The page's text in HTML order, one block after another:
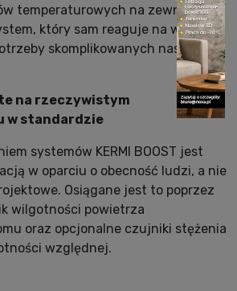
temperaturowych na zewnątrz.
który sam reaguje na warunki
skomplikowanych nastaw.
na rzeczywistym
w standardzie
systemów KERMI BOOST jest
w oparciu o obecność ludzi, a nie
Osiągane jest to poprzez
wilgotności powietrza
oraz opcjonalne czujniki stężenia
względnej.